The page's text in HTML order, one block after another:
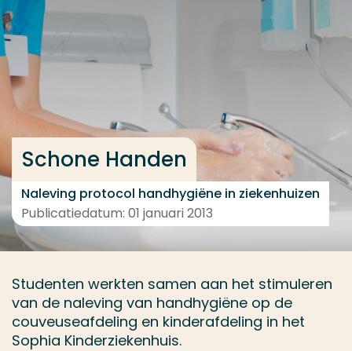
Ga direct naar de content
... > Resultaten
Schone Handen
Naleving protocol handhygiëne in ziekenhuizen
Publicatiedatum: 01 januari 2013
Studenten werkten samen aan het stimuleren
van de naleving van handhygiëne op de
couveuseafdeling en kinderafdeling in het
Sophia Kinderziekenhuis.
Veel gezocht
Opleiding
Contact